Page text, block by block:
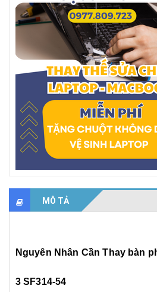
MÔ TẢ
Nguyên Nhân Cần Thay bàn
3 SF314-54